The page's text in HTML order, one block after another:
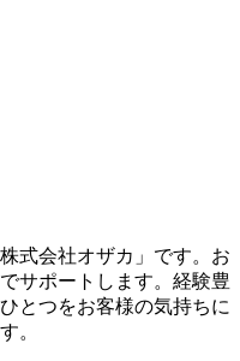
式会社オザカ」です。お
サポートします。経験豊
とつをお客様の気持ちに
。